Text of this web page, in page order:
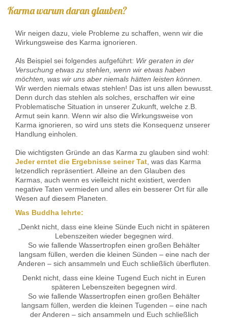
Karma warum daran glauben?
Wir neigen dazu, viele Probleme zu schaffen, wenn wir die
Wirkungsweise des Karma ignorieren.
Als Beispiel sei folgendes aufgeführt: Wir geraten in der
Versuchung etwas zu stehlen, wenn wir etwas haben
möchten, was wir uns aber niemals hätten leisten können
Wir werden niemals etwas stehlen! Das ist uns allen bewusst.
Denn durch das stehlen als solches, erschaffen wir eine
Problematische Situation in unserer Zukunft, welche z.B.
Armut sein kann. Wenn wir also die Wirkungsweise von
Karma ignorieren, so wird uns stets die Konsequenz unserer
Handlung einholen.
Die wichtigsten Gründe an das Karma zu glauben sind wohl:
Jeder erntet die Ergebnisse seiner Tat , was das Karma
letzendlich repräsentiert. Alleine an den Glauben des
Karmas, auch wenn es vielleicht nicht existiert, werden
negative Taten vermieden und alles ein besserer Ort für alle
Wesen auf diesem Planeten.
Was Buddha lehrte:
„Denkt nicht, dass eine kleine Sünde Euch nicht in späteren
Lebenszeiten wieder begegnen wird.
So wie fallende Wassertropfen einen großen Behälter
langsam füllen, werden die kleinen Sünden – eine nach der
Anderen – sich ansammeln und Euch schließlich überfluten.
Denkt nicht, dass eine kleine Tugend Euch nicht in Euren
späteren Lebenszeiten begegnen wird.
So wie fallende Wassertropfen einen großen Behälter
langsam füllen, werden die kleinen Tugenden – eine nach
der Anderen – sich ansammeln und Euch schließlich